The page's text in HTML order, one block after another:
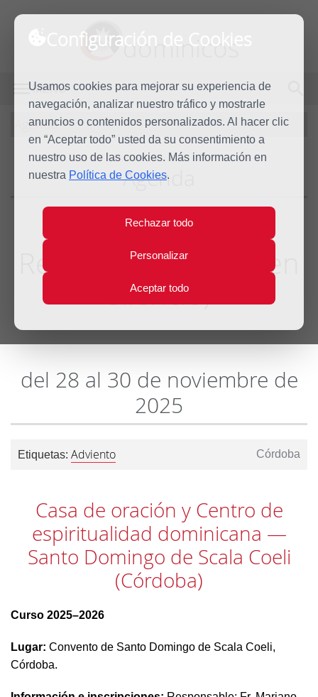
Configuración de Cookies
Usamos cookies para mejorar su experiencia de
navegación, analizar nuestro tráfico y mostrarle
anuncios o contenidos personalizados. Al hacer clic
en “Aceptar todo” usted da su consentimiento a
nuestro uso de las cookies. Más información en
nuestra Política de Cookies.
Rechazar todo
Personalizar
Aceptar todo
dominicos
MENÚ
Agenda
Agenda
Retiro de Adviento (en
silencio)
del 28 al 30 de noviembre de
2025
Etiquetas: Adviento Córdoba
Casa de oración y Centro de
espiritualidad dominicana —
Santo Domingo de Scala Coeli
(Córdoba)
Curso 2025–2026
Lugar: Convento de Santo Domingo de Scala Coeli,
Córdoba.